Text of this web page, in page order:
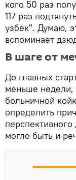
кого 50 раз
117 раз
узбек". Думаю,
вспоминает
В шаге от
До главных
меньше недели,
больничной
определить
могло быть и